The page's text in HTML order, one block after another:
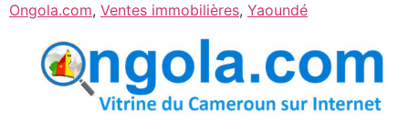
Ongola.com, Ventes immobilières, Yaoundé